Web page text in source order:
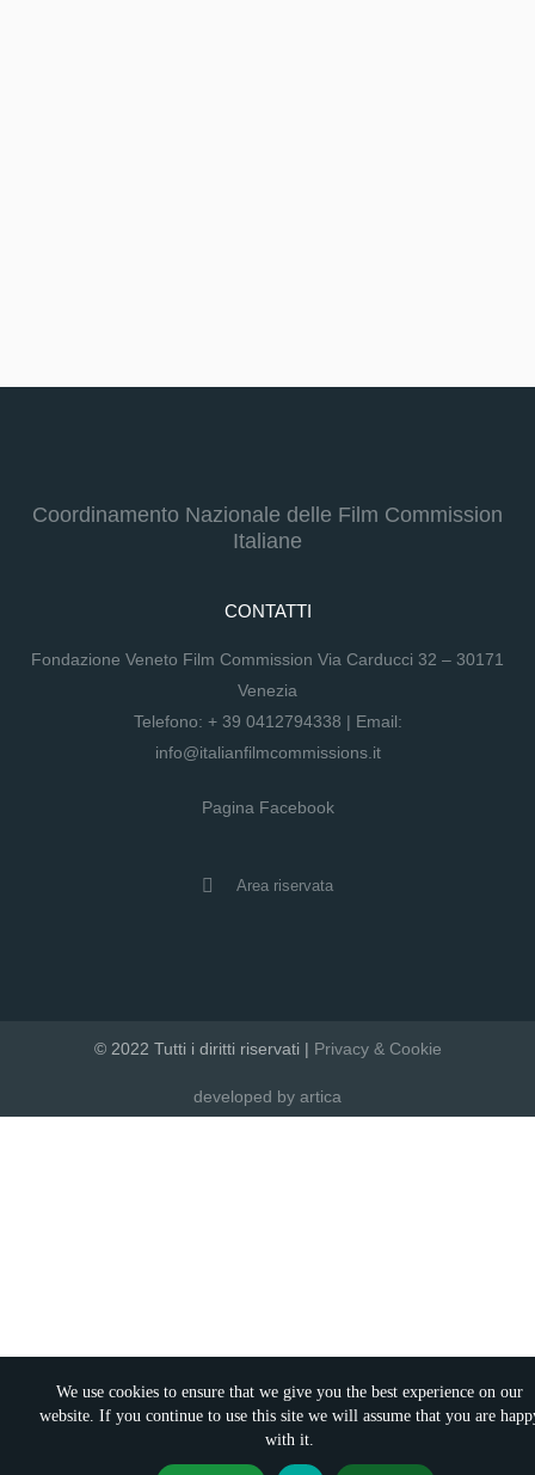
Coordinamento Nazionale delle Film Commission
Italiane
CONTATTI
Fondazione Veneto Film Commission Via Carducci 32 – 30171
Venezia
Telefono: + 39 0412794338 | Email:
info@italianfilmcommissions.it
Pagina Facebook
Area riservata
© 2022 Tutti i diritti riservati | Privacy & Cookie
developed by artica
We use cookies to ensure that we give you the best experience on our
website. If you continue to use this site we will assume that you are
with it.